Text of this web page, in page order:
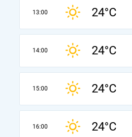
13:00 24°C
14:00 24°C
15:00 24°C
16:00 24°C